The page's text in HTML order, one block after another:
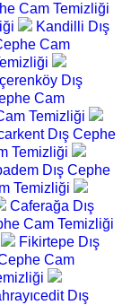
Cam Temizliği
Kandilli Dış
Cam
İçerenköy Dış
Cam
Temizliği
Dış Cephe
Temizliği
Dış Cephe
Temizliği
Caferağa Dış
Cam Temizliği
Fikirtepe Dış
Cam
Dış